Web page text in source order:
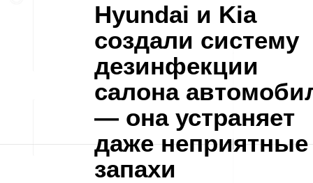
Hyundai и Kia
создали систему
дезинфекции
салона
— она устраняет
даже неприятные
запахи